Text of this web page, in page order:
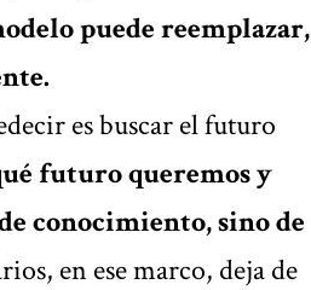
puede reemplazar,
es buscar el futuro
futuro queremos y
conocimiento, sino de
en ese marco, deja de